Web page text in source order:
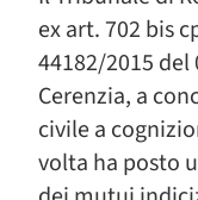
ex art. 702 bis
44182/2015
Cerenzia, a
civile a
volta ha posto